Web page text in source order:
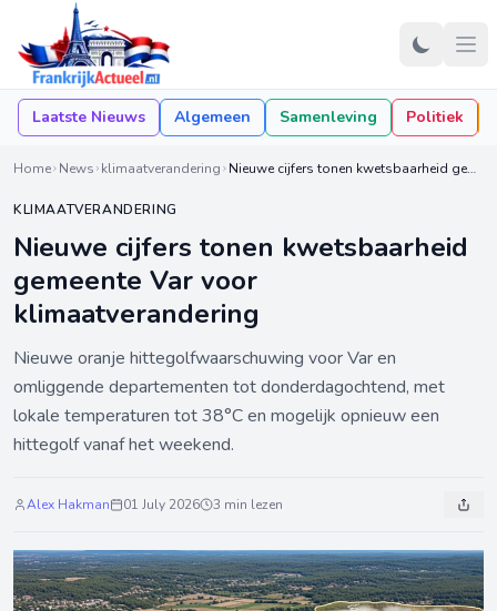
Laatste Nieuws Algemeen Samenleving Politiek
Home News klimaatverandering Nieuwe cijfers tonen kwetsbaarheid gemeente Var voor klimaatverandering
KLIMAATVERANDERING
Nieuwe cijfers tonen kwetsbaarheid
gemeente Var voor
klimaatverandering
Nieuwe oranje hittegolfwaarschuwing voor Var en
omliggende departementen tot donderdagochtend, met
lokale temperaturen tot 38°C en mogelijk opnieuw een
hittegolf vanaf het weekend.
Alex Hakman 01 July 2026 3 min lezen